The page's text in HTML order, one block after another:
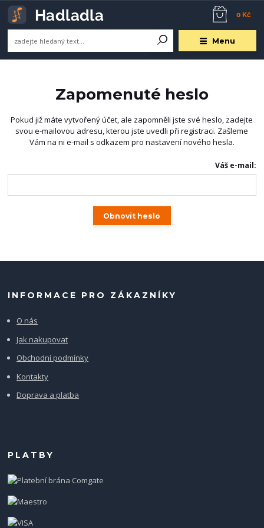
Menu
0 Kč
Zapomenuté heslo
Pokud již máte vytvořený účet, ale zapomněli jste své heslo, zadejte
svou e-mailovou adresu, kterou jste uvedli při registraci. Zašleme
Vám na ni e-mail s odkazem pro nastavení nového hesla.
Váš e-mail:
Obnovit heslo
INFORMACE PRO ZÁKAZNÍKY
O nás
Jak nakupovat
Obchodní podmínky
Kontakty
Doprava a platba
PLATBY